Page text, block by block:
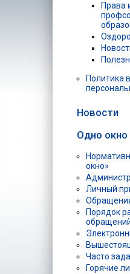
Права
Политика
Новости
Одно окно
окно»
Личный
Порядок
Часто
Горячие